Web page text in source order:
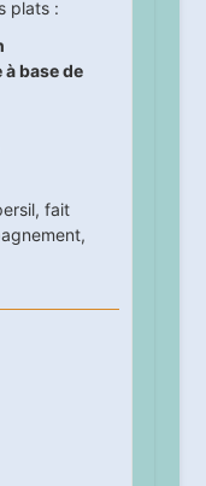
plats :
base de
, fait
,